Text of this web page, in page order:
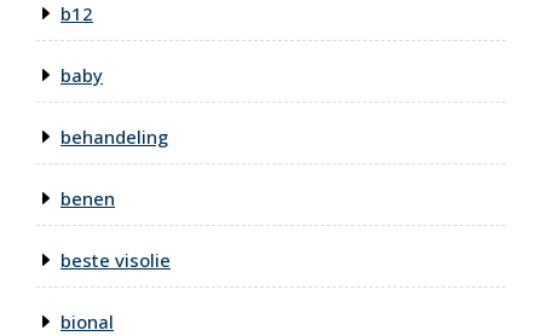
b12
baby
behandeling
benen
beste visolie
bional